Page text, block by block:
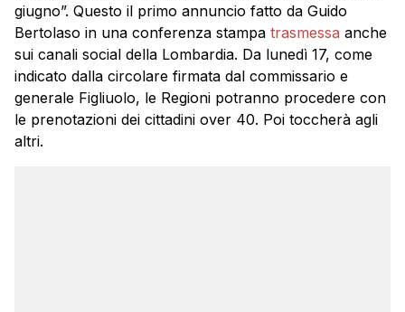
giugno”. Questo il primo annuncio fatto da Guido
Bertolaso in una conferenza stampa trasmessa anche
sui canali social della Lombardia. Da lunedì 17, come
indicato dalla circolare firmata dal commissario e
generale Figliuolo, le Regioni potranno procedere con
le prenotazioni dei cittadini over 40. Poi toccherà agli
altri.